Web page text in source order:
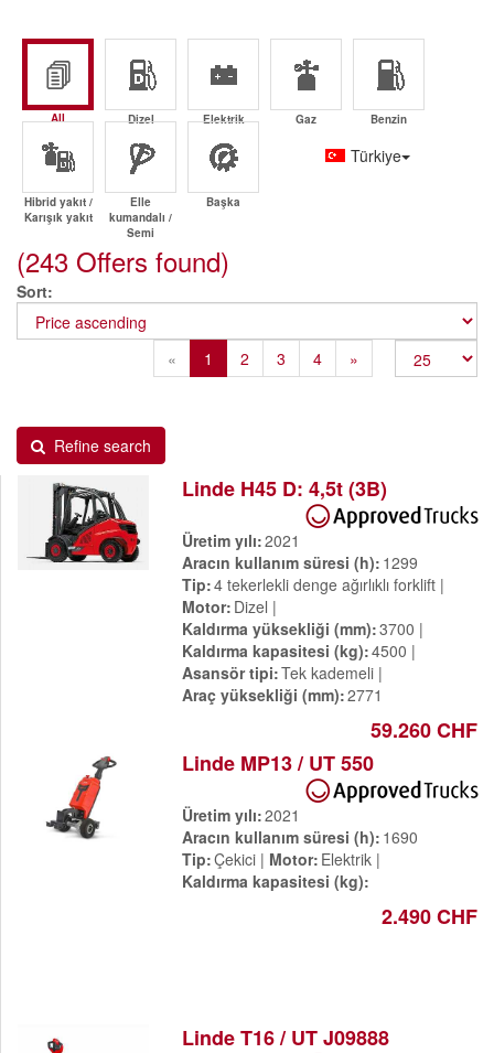
All Dizel Elektrik Gaz Benzin
Hibrid yakıt /
Karışık yakıt
Elle
kumandalı /
Semi
Başka
Türkiye
(243 Offers found)
Sort
« Previous
1 2 3 4 »
Refine search
Linde H45 D: 4,5t (3B)
Üretim yılı 2021
Aracın kullanım süresi (h) 1299
Tip 4 tekerlekli denge ağırlıklı forklift
Motor Dizel
Kaldırma yüksekliği (mm) 3700
Kaldırma kapasitesi (kg) 4500
Asansör tipi Tek kademeli
Araç yüksekliği (mm) 2771
59.260 CHF
Linde MP13 / UT 550
Üretim yılı 2021
Aracın kullanım süresi (h) 1690
Tip Çekici Motor Elektrik
Kaldırma kapasitesi (kg)
2.490 CHF
Linde T16 / UT J09888